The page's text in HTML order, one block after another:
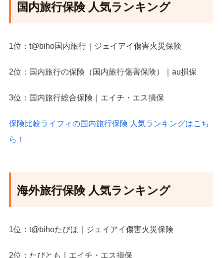
国内旅行保険 人気ランキング
1位：t@biho国内旅行｜ジェイアイ傷害火災保険
2位：国内旅行の保険（国内旅行傷害保険）｜au損保
3位：国内旅行総合保険｜エイチ・エス損保
保険比較ライフィの国内旅行保険 人気ランキングはこち
ら！
海外旅行保険 人気ランキング
1位：t@bihoたびほ｜ジェイアイ傷害火災保険
2位：たびとも｜エイチ・エス損保